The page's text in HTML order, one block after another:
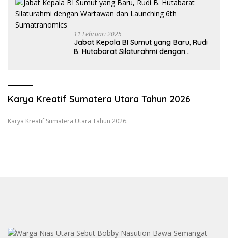
11 Februari 2025
Jabat Kepala BI Sumut yang Baru, Rudi
B. Hutabarat Silaturahmi dengan
Karya Kreatif Sumatera Utara Tahun 2026
Karya Kreatif Sumatera Utara Tahun 2026.